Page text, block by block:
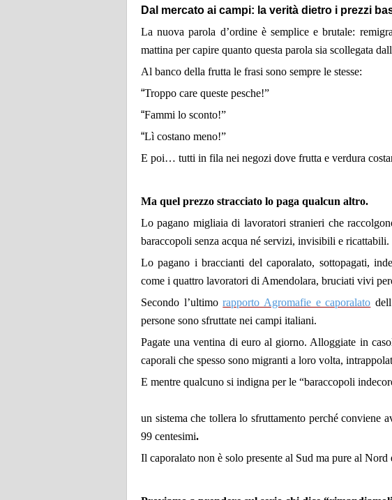
Dal mercato ai campi: la verità dietro i prezzi
La nuova parola d’ordine è semplice e brutale:
mattina per capire quanto questa parola sia scollegata
Al banco della frutta le frasi sono sempre le stesse:
“Troppo care queste pesche!”
“Fammi lo sconto!”
“Lì costano meno!”
E poi… tutti in fila nei negozi dove frutta e verdura
Ma quel prezzo stracciato lo paga qualcun altro.
Lo pagano migliaia di lavoratori stranieri che
baraccopoli senza acqua né servizi, invisibili e ricattabili.
Lo pagano i braccianti del caporalato, sottopagati,
come i quattro lavoratori di Amendolara, bruciati vivi
Secondo l’ultimorapporto Agromafie e caporalato
persone sono sfruttate nei campi italiani.
Pagate una ventina di euro al giorno. Alloggiate in
caporali che spesso sono migranti a loro volta,
E mentre qualcuno si indigna per le “baraccopoli
un sistema che tollera lo sfruttamento perché conviene
99 centesimi.
Il caporalato non è solo presente al Sud ma pure al Nord